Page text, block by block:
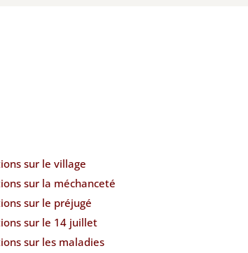
sur le village
sur la méchanceté
sur le préjugé
sur le 14 juillet
sur les maladies